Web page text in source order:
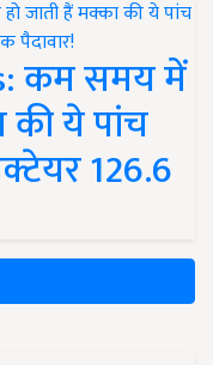
कम समय में
की ये पांच
126.6